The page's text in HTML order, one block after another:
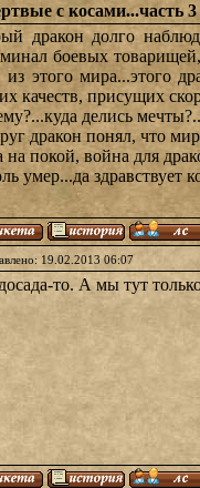
с косами...часть
дракон долго
боевых
из этого мира...этого
качеств, присущих
делись
дракон понял, что
на покой, война для
умер...да здравствует
19.02.2013 06:07
то. А мы тут